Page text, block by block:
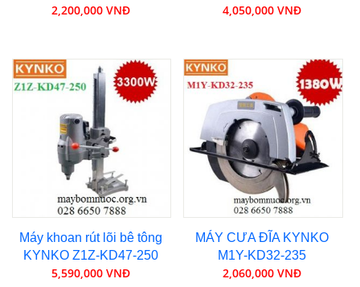
2,200,000 VNĐ 4,050,000 VNĐ
Máy khoan rút lõi bê tông
KYNKO Z1Z-KD47-250
5,590,000 VNĐ
MÁY CƯA ĐĨA KYNKO
M1Y-KD32-235
2,060,000 VNĐ